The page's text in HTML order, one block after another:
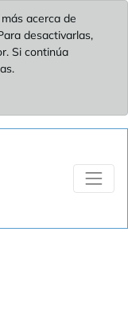
acerca de
desactivarlas,
Si continúa